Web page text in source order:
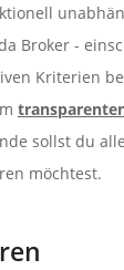
Broker -
Kriterien
sollst du
möchtest.